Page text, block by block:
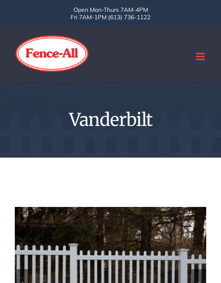
Open Mon-Thurs 7AM-4PM
Fri 7AM-1PM (613) 736-1122
Vanderbilt